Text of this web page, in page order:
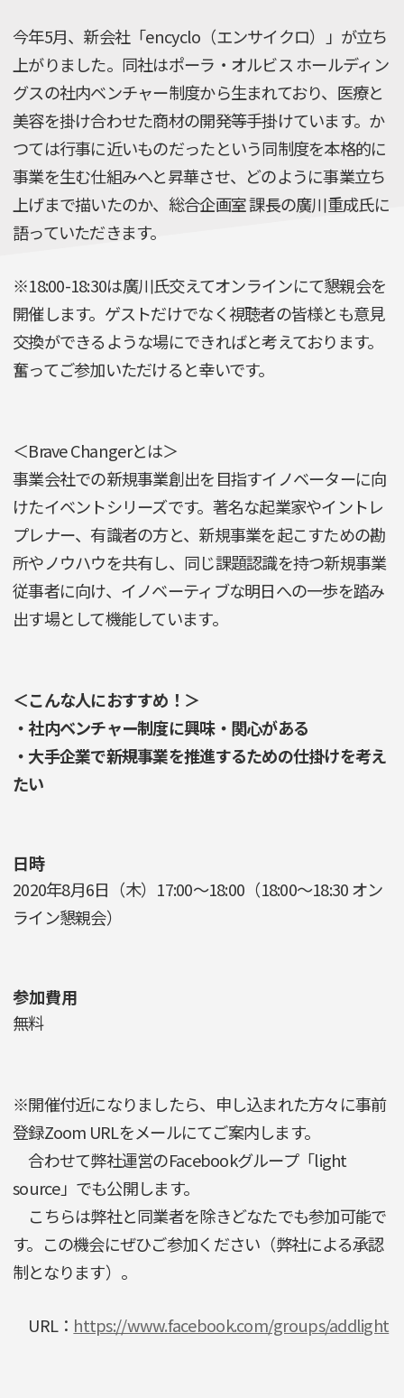
今年5月、新会社「encyclo（エンサイクロ）」が立ち
上がりました。同社はポーラ・オルビス ホールディン
グスの社内ベンチャー制度から生まれており、医療と
美容を掛け合わせた商材の開発等手掛けています。か
つては行事に近いものだったという同制度を本格的に
事業を生む仕組みへと昇華させ、どのように事業立ち
上げまで描いたのか、総合企画室 課長の廣川重成氏に
語っていただきます。
※18:00-18:30は廣川氏交えてオンラインにて懇親会を
開催します。ゲストだけでなく視聴者の皆様とも意見
交換ができるような場にできればと考えております。
奮ってご参加いただけると幸いです。
＜Brave Changerとは＞
事業会社での新規事業創出を目指すイノベーターに向
けたイベントシリーズです。著名な起業家やイントレ
プレナー、有識者の方と、新規事業を起こすための勘
所やノウハウを共有し、同じ課題認識を持つ新規事業
従事者に向け、イノベーティブな明日への一歩を踏み
出す場として機能しています。
＜こんな人におすすめ！＞
・社内ベンチャー制度に興味・関心がある
・大手企業で新規事業を推進するための仕掛けを考え
たい
日時
2020年8月6日（木）17:00～18:00（18:00～18:30 オン
ライン懇親会）
参加費用
無料
※開催付近になりましたら、申し込まれた方々に事前
登録Zoom URLをメールにてご案内します。
合わせて弊社運営のFacebookグループ「light
source」でも公開します。
こちらは弊社と同業者を除きどなたでも参加可能で
す。この機会にぜひご参加ください（弊社による承認
制となります）。
URL： https://www.facebook.com/groups/addlight